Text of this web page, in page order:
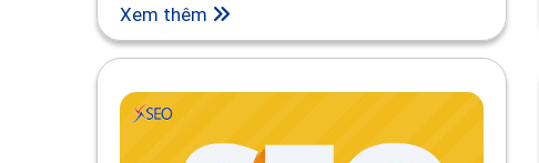
Xem thêm